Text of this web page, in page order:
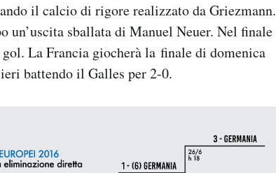
il calcio di rigore realizzato da Griezmann.
un’uscita sballata di Manuel Neuer. Nel finale
La Francia giocherà la finale di domenica
battendo il Galles per 2-0.